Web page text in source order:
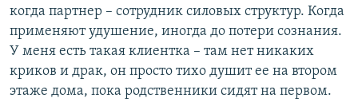
когда партнер – сотрудник силовых структур. Когда
применяют удушение, иногда до потери сознания.
У меня есть такая клиентка – там нет никаких
криков и драк, он просто тихо душит ее на втором
этаже дома, пока родственники сидят на первом.